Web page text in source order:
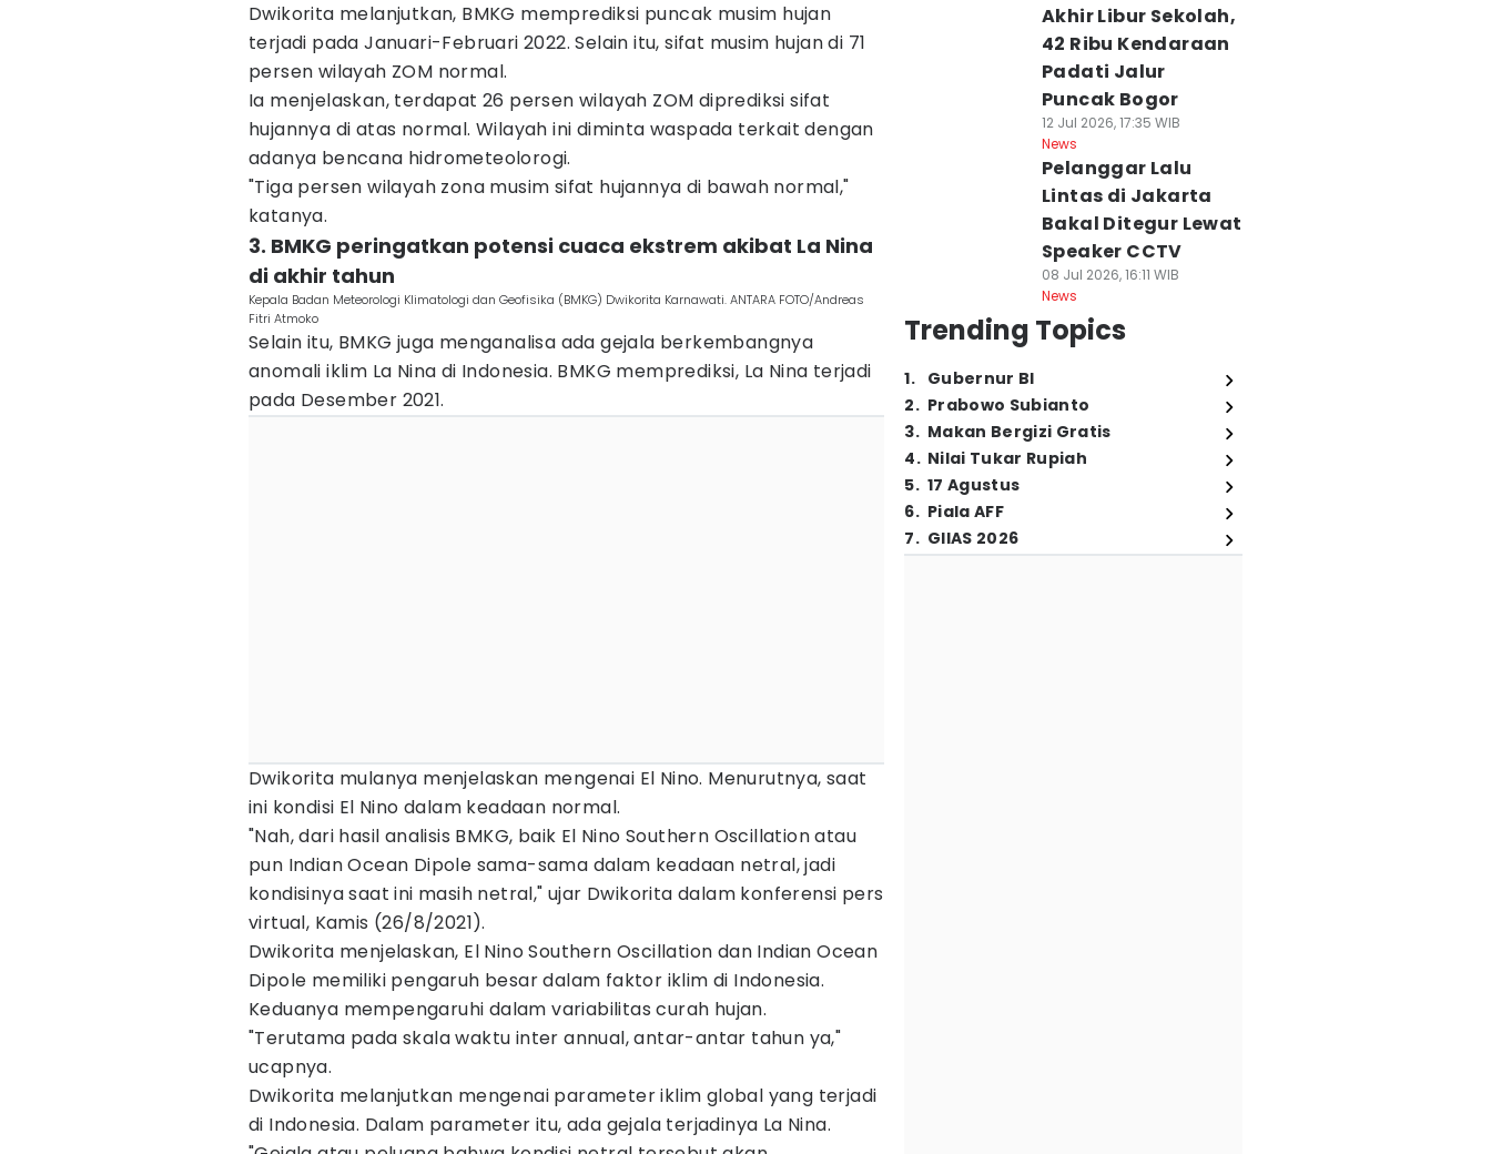
Dwikorita melanjutkan, BMKG memprediksi puncak musim hujan
terjadi pada Januari-Februari 2022. Selain itu, sifat musim hujan di 71
persen wilayah ZOM normal.
Ia menjelaskan, terdapat 26 persen wilayah ZOM diprediksi sifat
hujannya di atas normal. Wilayah ini diminta waspada terkait dengan
adanya bencana hidrometeolorogi.
"Tiga persen wilayah zona musim sifat hujannya di bawah normal,"
katanya.
3. BMKG peringatkan potensi cuaca ekstrem akibat La Nina
di akhir tahun
Kepala Badan Meteorologi Klimatologi dan Geofisika (BMKG) Dwikorita Karnawati. ANTARA FOTO/Andreas
Fitri Atmoko
Selain itu, BMKG juga menganalisa ada gejala berkembangnya
anomali iklim La Nina di Indonesia. BMKG memprediksi, La Nina terjadi
pada Desember 2021.
Dwikorita mulanya menjelaskan mengenai El Nino. Menurutnya, saat
ini kondisi El Nino dalam keadaan normal.
"Nah, dari hasil analisis BMKG, baik El Nino Southern Oscillation atau
pun Indian Ocean Dipole sama-sama dalam keadaan netral, jadi
kondisinya saat ini masih netral," ujar Dwikorita dalam konferensi pers
virtual, Kamis (26/8/2021).
Dwikorita menjelaskan, El Nino Southern Oscillation dan Indian Ocean
Dipole memiliki pengaruh besar dalam faktor iklim di Indonesia.
Keduanya mempengaruhi dalam variabilitas curah hujan.
"Terutama pada skala waktu inter annual, antar-antar tahun ya,"
ucapnya.
Dwikorita melanjutkan mengenai parameter iklim global yang terjadi
di Indonesia. Dalam parameter itu, ada gejala terjadinya La Nina.
Akhir Libur Sekolah,
42 Ribu Kendaraan
Padati Jalur
Puncak Bogor
12 Jul 2026, 17:35 WIB
News
Pelanggar Lalu
Lintas di Jakarta
Bakal Ditegur Lewat
Speaker CCTV
08 Jul 2026, 16:11 WIB
News
Trending Topics
1. Gubernur BI
2. Prabowo Subianto
3. Makan Bergizi Gratis
4. Nilai Tukar Rupiah
5. 17 Agustus
6. Piala AFF
7. GIIAS 2026